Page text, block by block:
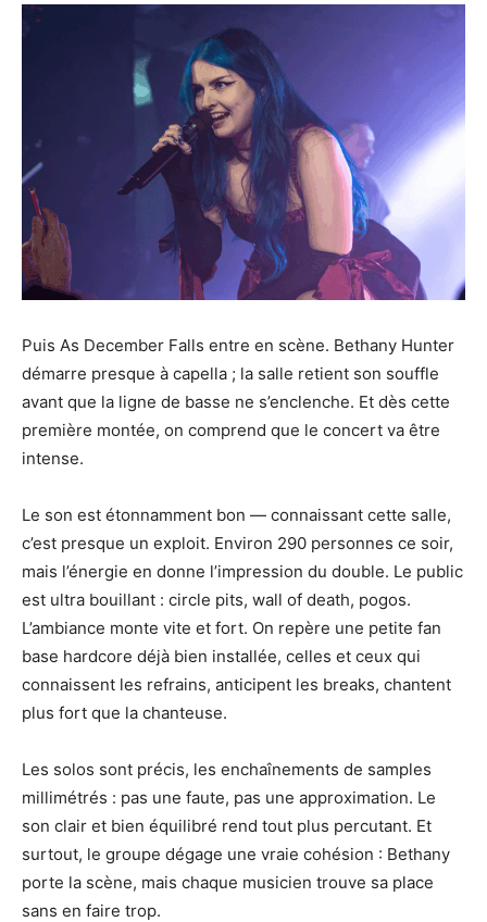
Puis As December Falls entre en scène. Bethany Hunter
démarre presque à capella ; la salle retient son souffle
avant que la ligne de basse ne s’enclenche. Et dès cette
première montée, on comprend que le concert va être
intense.
Le son est étonnamment bon — connaissant cette salle,
c’est presque un exploit. Environ 290 personnes ce soir,
mais l’énergie en donne l’impression du double. Le public
est ultra bouillant : circle pits, wall of death, pogos.
L’ambiance monte vite et fort. On repère une petite fan
base hardcore déjà bien installée, celles et ceux qui
connaissent les refrains, anticipent les breaks, chantent
plus fort que la chanteuse.
Les solos sont précis, les enchaînements de samples
millimétrés : pas une faute, pas une approximation. Le
son clair et bien équilibré rend tout plus percutant. Et
surtout, le groupe dégage une vraie cohésion : Bethany
porte la scène, mais chaque musicien trouve sa place
sans en faire trop.